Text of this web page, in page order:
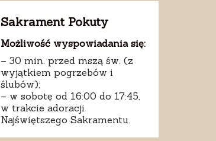
Sakrament Pokuty
Możliwość wyspowiadania się:
– 30 min. przed mszą św. (z
wyjątkiem pogrzebów i
ślubów);
– w sobotę od 16:00 do 17:45,
w trakcie adoracji
Najświętszego Sakramentu.